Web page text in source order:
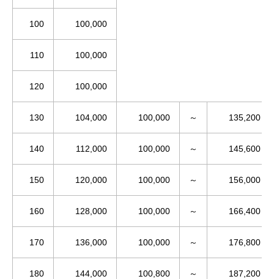
100 100,000
110 100,000
120 100,000
130 104,000 100,000 ～ 135,200
140 112,000 100,000 ～ 145,600
150 120,000 100,000 ～ 156,000
160 128,000 100,000 ～ 166,400
170 136,000 100,000 ～ 176,800
180 144,000 100,800 ～ 187,200